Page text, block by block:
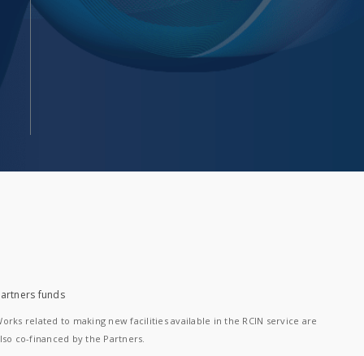
funds
related to making new facilities available in the RCIN service are
co-financed by the Partners.